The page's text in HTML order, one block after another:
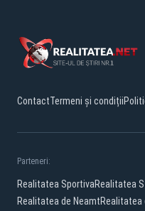
ContactTermeni și condiții
Parteneri:
Realitatea SportivaRealitatea
Realitatea de NeamtRealitatea